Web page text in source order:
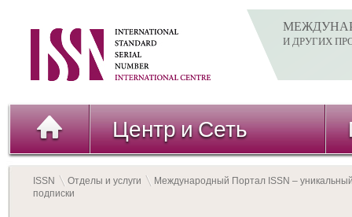
И ДРУГИХ
Центр и Сеть
ISSN Отделы и услуги
Международный Портал ISSN –
подписки